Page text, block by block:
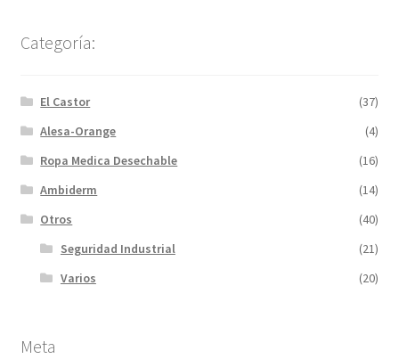
Categoría:
El Castor
(37)
Alesa-Orange
(4)
Ropa Medica Desechable
(16)
Ambiderm
(14)
Otros
(40)
Seguridad Industrial
(21)
Varios
(20)
Meta